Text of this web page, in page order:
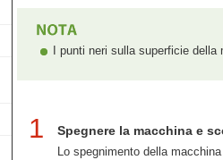
I punti neri sulla superficie
1 Spegnere la macchina e
Lo spegnimento della